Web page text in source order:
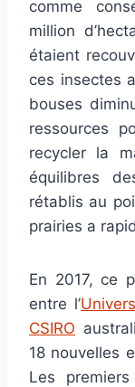
comme
million
étaient
ces insectes
bouses
ressources
recycler la
équilibres
rétablis au
prairies a
En 2017, ce
entre l’
CSIRO
18 nouvelles
Les